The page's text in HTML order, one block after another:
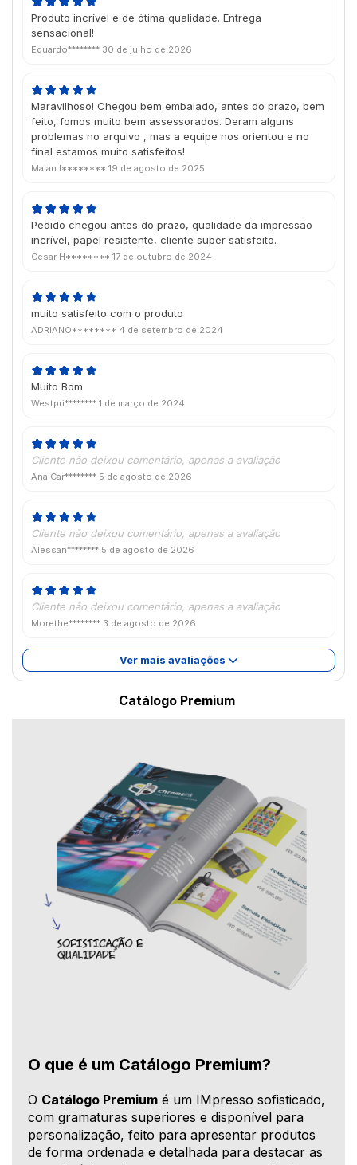
Produto incrível e de ótima qualidade. Entrega
sensacional!
Eduardo******** 30 de julho de 2026
Maravilhoso! Chegou bem embalado, antes do prazo, bem
feito, fomos muito bem assessorados. Deram alguns
problemas no arquivo , mas a equipe nos orientou e no
final estamos muito satisfeitos!
Maian I******** 19 de agosto de 2025
Pedido chegou antes do prazo, qualidade da impressão
incrível, papel resistente, cliente super satisfeito.
Cesar H******** 17 de outubro de 2024
muito satisfeito com o produto
ADRIANO******** 4 de setembro de 2024
Muito Bom
Westpri******** 1 de março de 2024
Cliente não deixou comentário, apenas a avaliação
Ana Car******** 5 de agosto de 2026
Cliente não deixou comentário, apenas a avaliação
Alessan******** 5 de agosto de 2026
Cliente não deixou comentário, apenas a avaliação
Morethe******** 3 de agosto de 2026
Ver mais avaliações
Catálogo Premium
O que é um Catálogo Premium?
O Catálogo Premium é um IMpresso sofisticado,
com gramaturas superiores e disponível para
personalização, feito para apresentar produtos
de forma ordenada e detalhada para destacar as